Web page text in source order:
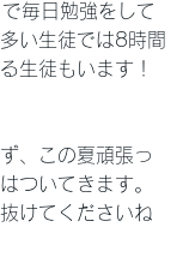
毎日勉強をして
い生徒では8時間
生徒もいます！
、この夏頑張っ
ついてきます。
けてくださいね